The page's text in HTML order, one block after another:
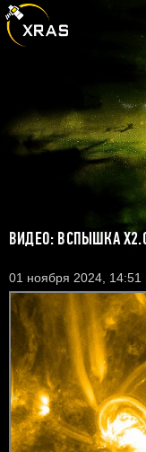
ВИДЕО: ВСПЫШКА
01 ноября 2024, 14:51